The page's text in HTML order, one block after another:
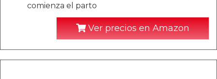
comienza el parto
Ver precios en Amazon